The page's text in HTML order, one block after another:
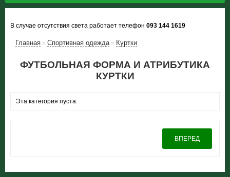
В случае отсутствия света работает телефон 093 144 1619
Главная » Спортивная одежда » Куртки
ФУТБОЛЬНАЯ ФОРМА И АТРИБУТИКА
КУРТКИ
Эта категория пуста.
ВПЕРЕД